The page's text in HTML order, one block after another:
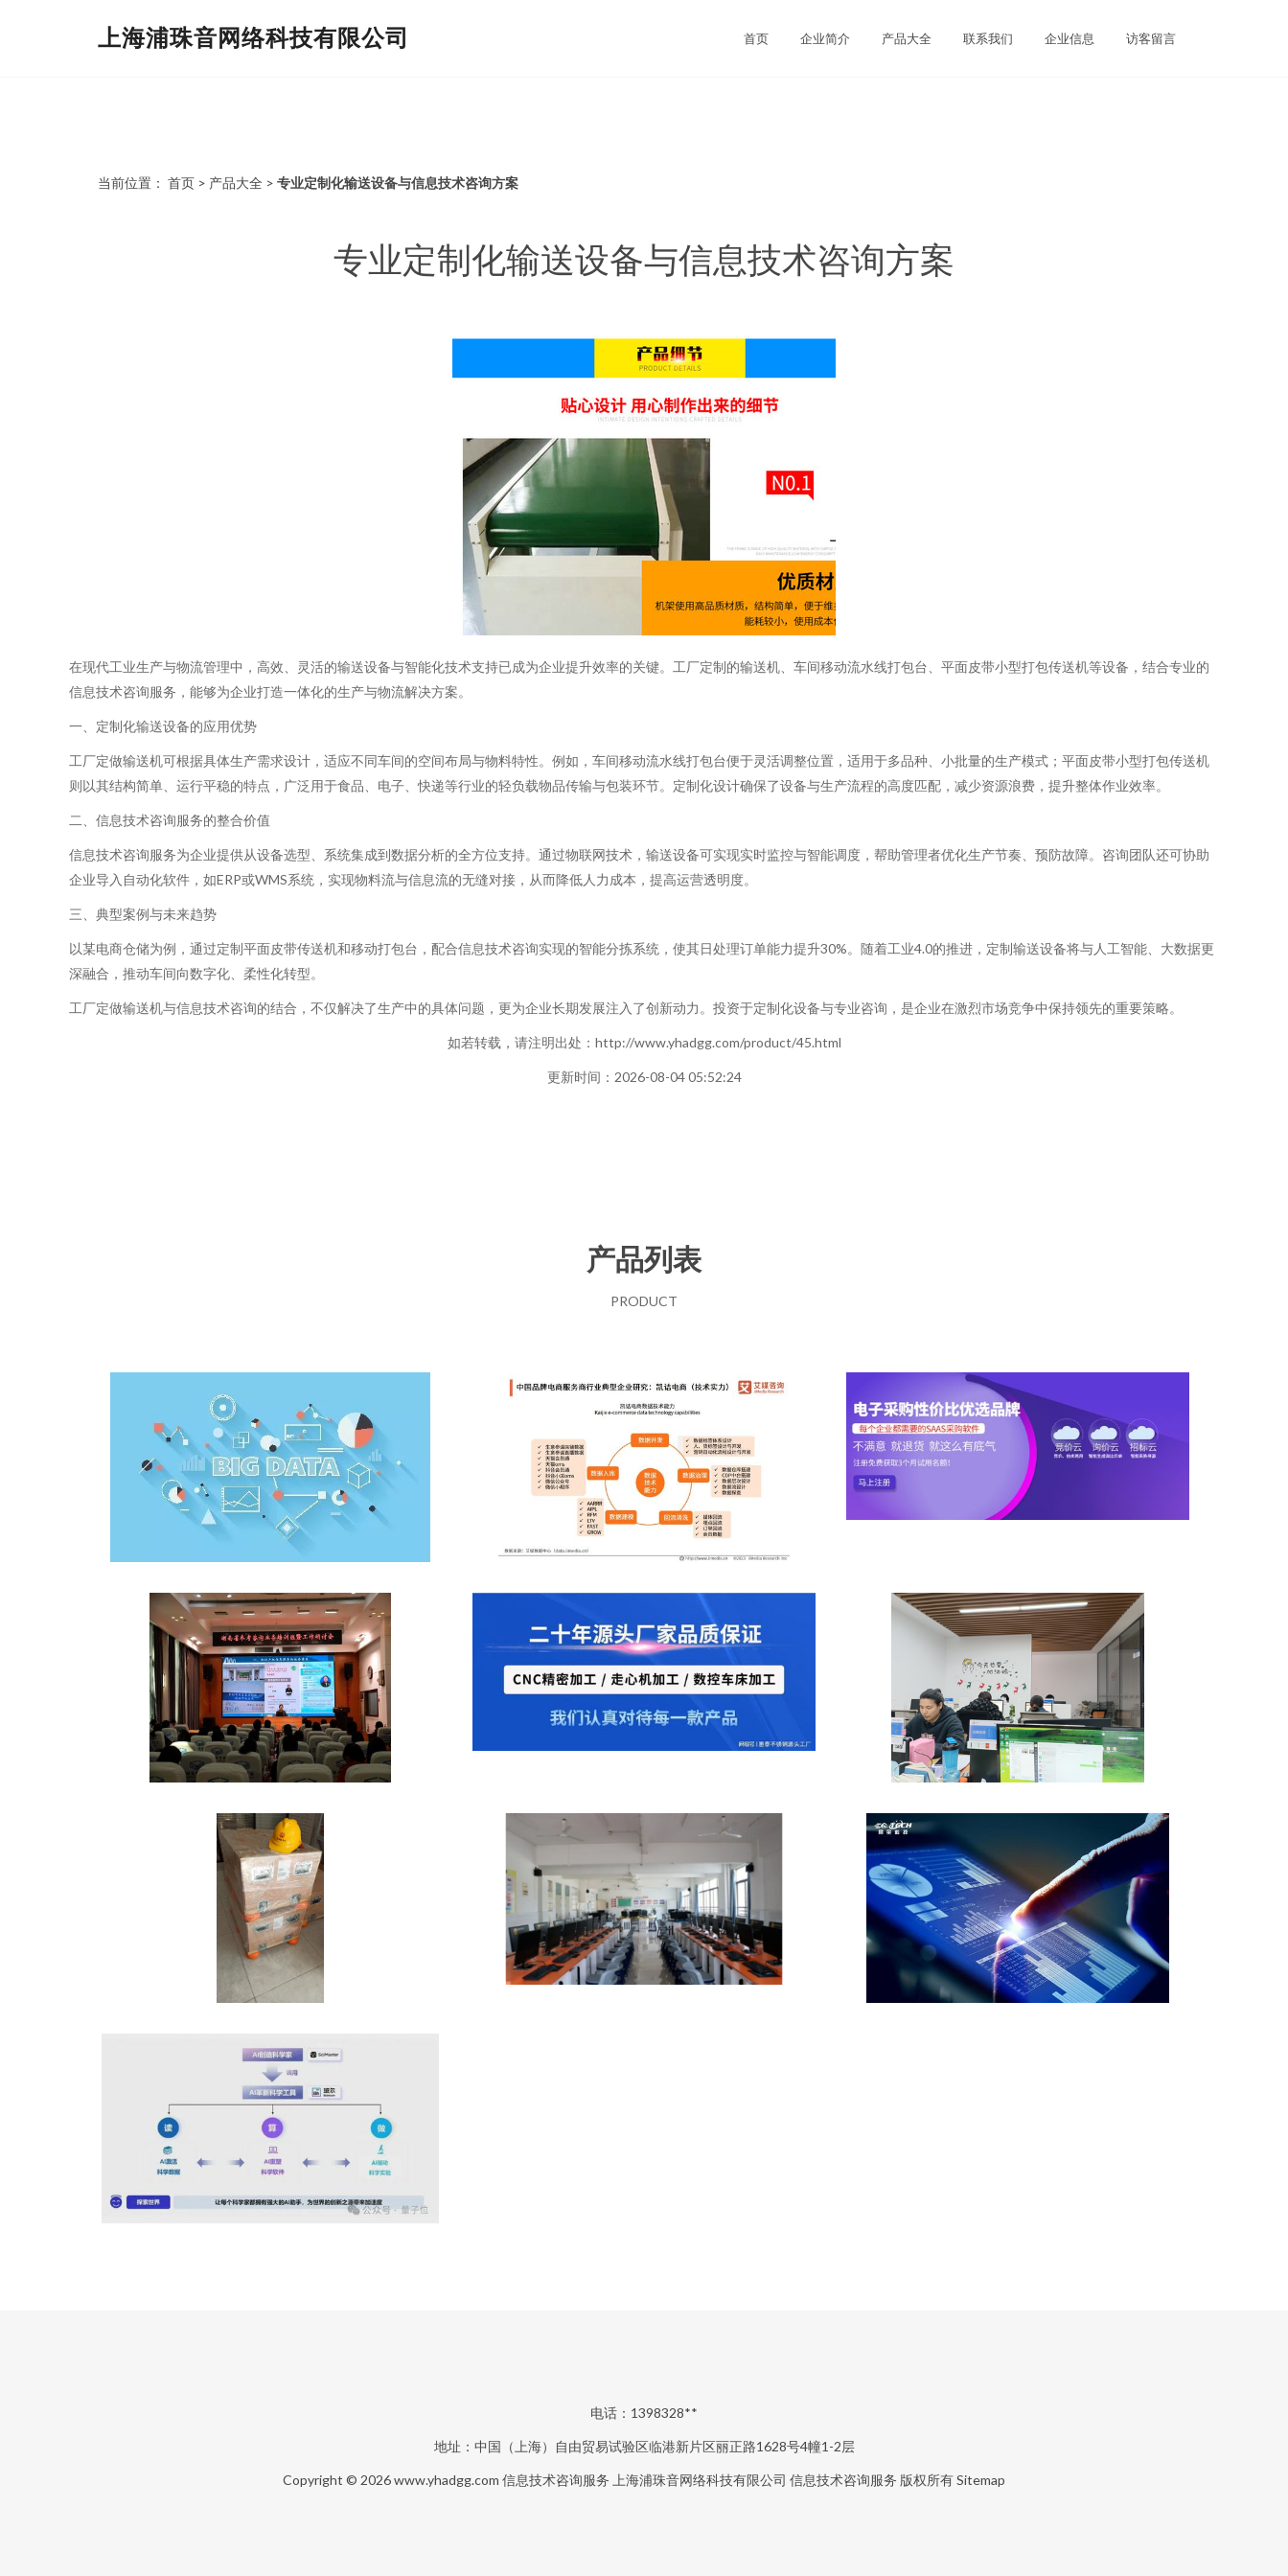
上海浦珠音网络科技有限公司 首页 企业简介 产品大全 联系我们 企业信息 访客留言
当前位置： 首页 > 产品大全 > 专业定制化输送设备与信息技术咨询方案
专业定制化输送设备与信息技术咨询方案
在现代工业生产与物流管理中，高效、灵活的输送设备与智能化技术支持已成为企业提升效率的关键。工厂定制的输送机、车间移动流水线打包台、平面皮带小型打包传送机等设备，结合专业的
信息技术咨询服务，能够为企业打造一体化的生产与物流解决方案。
一、定制化输送设备的应用优势
工厂定做输送机可根据具体生产需求设计，适应不同车间的空间布局与物料特性。例如，车间移动流水线打包台便于灵活调整位置，适用于多品种、小批量的生产模式；平面皮带小型打包传送机
则以其结构简单、运行平稳的特点，广泛用于食品、电子、快递等行业的轻负载物品传输与包装环节。定制化设计确保了设备与生产流程的高度匹配，减少资源浪费，提升整体作业效率。
二、信息技术咨询服务的整合价值
信息技术咨询服务为企业提供从设备选型、系统集成到数据分析的全方位支持。通过物联网技术，输送设备可实现实时监控与智能调度，帮助管理者优化生产节奏、预防故障。咨询团队还可协助
企业导入自动化软件，如ERP或WMS系统，实现物料流与信息流的无缝对接，从而降低人力成本，提高运营透明度。
三、典型案例与未来趋势
以某电商仓储为例，通过定制平面皮带传送机和移动打包台，配合信息技术咨询实现的智能分拣系统，使其日处理订单能力提升30%。随着工业4.0的推进，定制输送设备将与人工智能、大数据更
深融合，推动车间向数字化、柔性化转型。
工厂定做输送机与信息技术咨询的结合，不仅解决了生产中的具体问题，更为企业长期发展注入了创新动力。投资于定制化设备与专业咨询，是企业在激烈市场竞争中保持领先的重要策略。
如若转载，请注明出处：http://www.yhadgg.com/product/45.html
更新时间：2026-08-04 05:52:24
产品列表
PRODUCT
电话：1398328**
地址：中国（上海）自由贸易试验区临港新片区丽正路1628号4幢1-2层
Copyright © 2026www.yhadgg.com 信息技术咨询服务 上海浦珠音网络科技有限公司 信息技术咨询服务 版权所有Sitemap